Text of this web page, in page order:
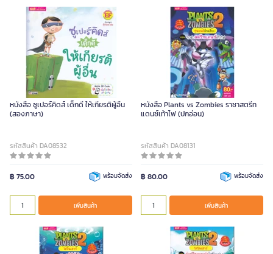
หนังสือ ซูเปอร์คิดส์ เด็กดี ให้เกียรติผู้อื่น
(สองภาษา)
รหัสสินค้า DA08532
฿ 75.00 พร้อมจัดส่ง
เพิ่มสินค้า
หนังสือ Plants vs Zombies ราชาสตรีท
แดนซ์เท้าไฟ (ปกอ่อน)
รหัสสินค้า DA08131
฿ 80.00 พร้อมจัดส่ง
เพิ่มสินค้า